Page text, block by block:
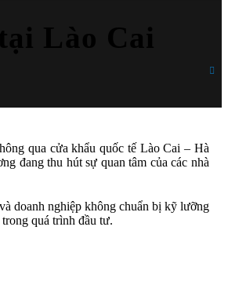
qua cửa khẩu quốc tế Lào Cai – Hà
đang thu hút sự quan tâm của các nhà
doanh nghiệp không chuẩn bị kỹ lưỡng
quá trình đầu tư.